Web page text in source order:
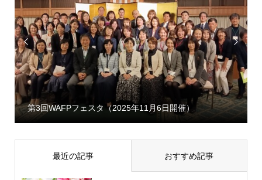

第3回WAFPフェスタ（2025年11月6日開催）

最近の記事 おすすめ記事